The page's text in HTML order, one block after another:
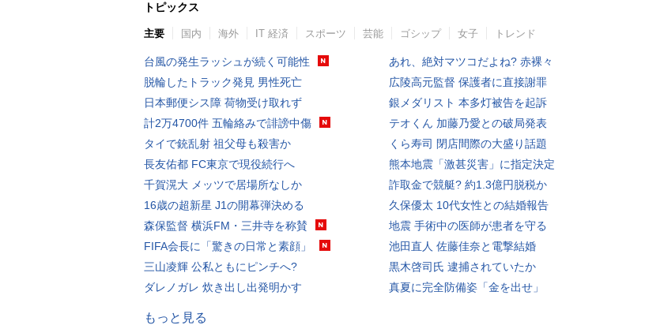
トピックス
主要 国内 海外 IT 経済 スポーツ 芸能 ゴシップ 女子 トレンド
台風の発生ラッシュが続く可能性
脱輪したトラック発見 男性死亡
日本郵便シス障 荷物受け取れず
計2万4700件 五輪絡みで誹謗中傷
タイで銃乱射 祖父母も殺害か
長友佑都 FC東京で現役続行へ
千賀滉大 メッツで居場所なしか
16歳の超新星 J1の開幕弾決める
森保監督 横浜FM・三井寺を称賛
FIFA会長に「驚きの日常と素顔」
三山凌輝 公私ともにピンチへ?
ダレノガレ 炊き出し出発明かす
あれ、絶対マツコだよね? 赤裸々
広陵高元監督 保護者に直接謝罪
銀メダリスト 本多灯被告を起訴
テオくん 加藤乃愛との破局発表
くら寿司 閉店間際の大盛り話題
熊本地震「激甚災害」に指定決定
詐取金で競艇? 約1.3億円脱税か
久保優太 10代女性との結婚報告
地震 手術中の医師が患者を守る
池田直人 佐藤佳奈と電撃結婚
黒木啓司氏 逮捕されていたか
真夏に完全防備姿「金を出せ」
もっと見る